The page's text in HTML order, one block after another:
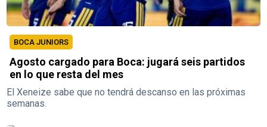
BOCA JUNIORS
Agosto cargado para Boca: jugará seis partidos
en lo que resta del mes
El Xeneize sabe que no tendrá descanso en las próximas
semanas.